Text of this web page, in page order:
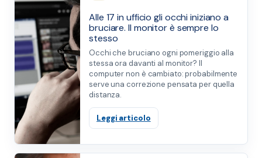
Alle 17 in ufficio gli occhi iniziano a
bruciare. Il monitor è sempre lo
stesso
Occhi che bruciano ogni pomeriggio alla
stessa ora davanti al monitor? Il
computer non è cambiato: probabilmente
serve una correzione pensata per quella
distanza.
Leggi articolo